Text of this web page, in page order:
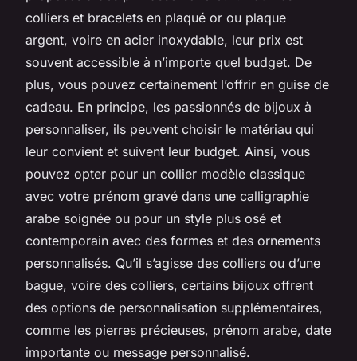
colliers et bracelets en plaqué or ou plaque
argent, voire en acier inoxydable, leur prix est
souvent accessible à n’importe quel budget. De
plus, vous pouvez certainement l’offrir en guise de
cadeau. En principe, les passionnés de bijoux à
personnaliser, ils peuvent choisir le matériau qui
leur convient et suivent leur budget. Ainsi, vous
pouvez opter pour un collier modèle classique
avec votre prénom gravé dans une calligraphie
arabe soignée ou pour un style plus osé et
contemporain avec des formes et des ornements
personnalisés. Qu’il s’agisse des colliers ou d’une
bague, voire des colliers, certains bijoux offrent
des options de personnalisation supplémentaires,
comme les pierres précieuses, prénom arabe, date
importante ou message personnalisé.